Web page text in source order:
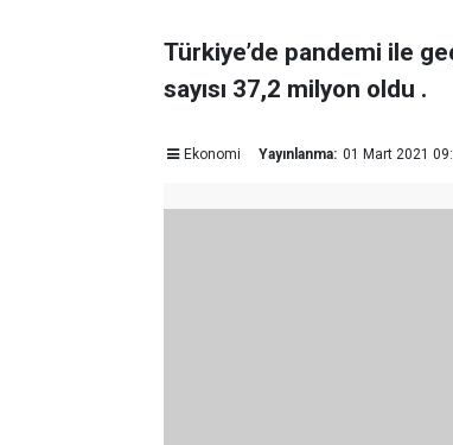
Türkiye’de pandemi ile
sayısı 37,2 milyon oldu .
Ekonomi Yayınlanma: 01 Mart 2021